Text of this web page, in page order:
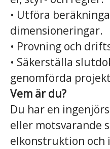
• Utföra
dimensioneringar.
• Provning och
• Säkerställa
genomförda
Vem är du?
Du har en
eller motsvarande
elkonstruktion